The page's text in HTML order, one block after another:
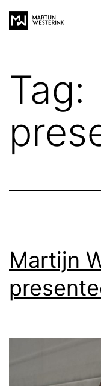
Ga
naar
inhoud
Martijn
Tag:
Martijn